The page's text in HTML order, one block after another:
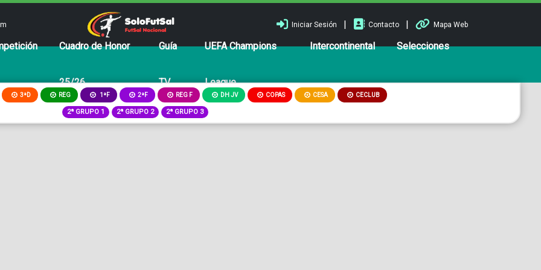
Iniciar Sesión | Contacto | Mapa Web
Cuadro de Honor
25/26
Guía
TV
UEFA Champions
League
Intercontinental Selecciones
3ªD REG 1ªF 2ªF REG F DH JV COPAS CESA CECLUB
2ª GRUPO 1 2ª GRUPO 2 2ª GRUPO 3